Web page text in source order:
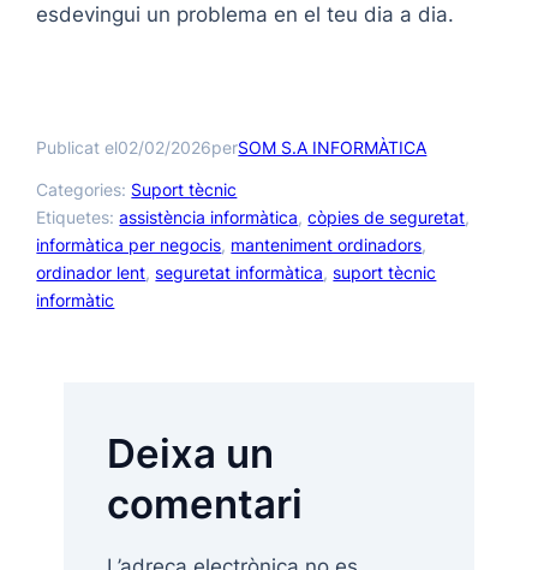
esdevingui un problema en el teu dia a dia.
Publicat el02/02/2026perSOM S.A INFORMÀTICA
Categories: Suport tècnic
Etiquetes:assistència informàtica, còpies de seguretat
informàtica per negocis, manteniment ordinadors
ordinador lent, seguretat informàtica, suport tècnic
informàtic
Deixa un
comentari